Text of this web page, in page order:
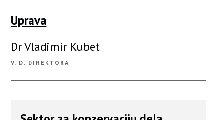
Uprava
Dr Vladimir Kubet
V. D. DIREKTORA